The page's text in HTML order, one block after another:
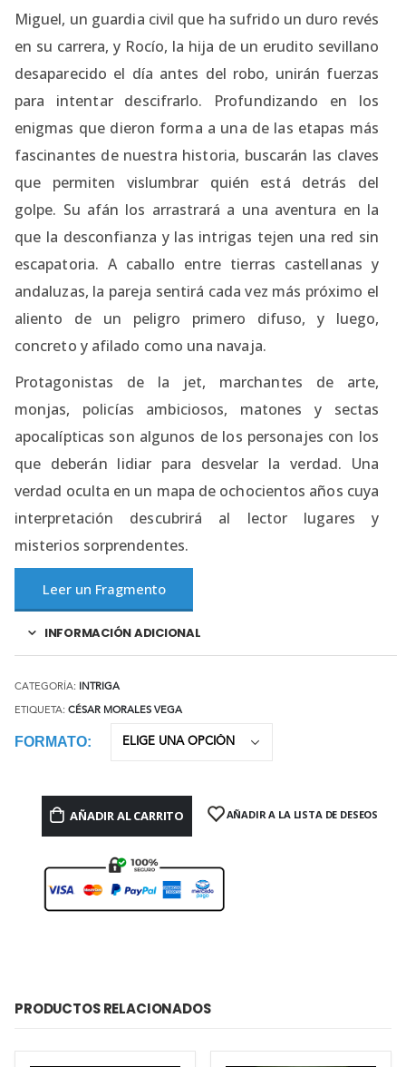
Miguel, un guardia civil que ha sufrido un duro revés
en su carrera, y Rocío, la hija de un erudito sevillano
desaparecido el día antes del robo, unirán fuerzas
para intentar descifrarlo. Profundizando en los
enigmas que dieron forma a una de las etapas más
fascinantes de nuestra historia, buscarán las claves
que permiten vislumbrar quién está detrás del
golpe. Su afán los arrastrará a una aventura en la
que la desconfianza y las intrigas tejen una red sin
escapatoria. A caballo entre tierras castellanas y
andaluzas, la pareja sentirá cada vez más próximo el
aliento de un peligro primero difuso, y luego,
concreto y afilado como una navaja.
Protagonistas de la jet, marchantes de arte,
monjas, policías ambiciosos, matones y sectas
apocalípticas son algunos de los personajes con los
que deberán lidiar para desvelar la verdad. Una
verdad oculta en un mapa de ochocientos años cuya
interpretación descubrirá al lector lugares y
misterios sorprendentes.
Leer un Fragmento
INFORMACIÓN ADICIONAL
CATEGORÍA: INTRIGA
ETIQUETA: CÉSAR MORALES VEGA
FORMATO
AÑADIR AL CARRITO AÑADIR A LA LISTA DE DESEOS
PRODUCTOS RELACIONADOS